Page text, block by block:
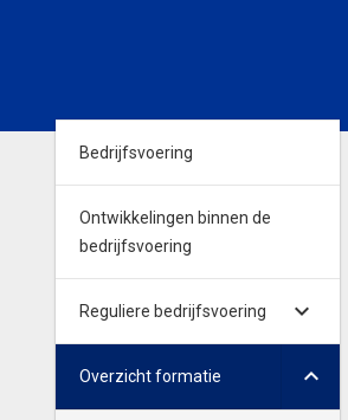
Bedrijfsvoering
Ontwikkelingen binnen de
bedrijfsvoering
Reguliere bedrijfsvoering
Overzicht formatie